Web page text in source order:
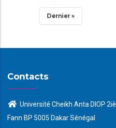
Courante
Dernière
Dernier »
Contacts
Université Cheikh Anta DIOP
Fann BP 5005 Dakar Sénégal